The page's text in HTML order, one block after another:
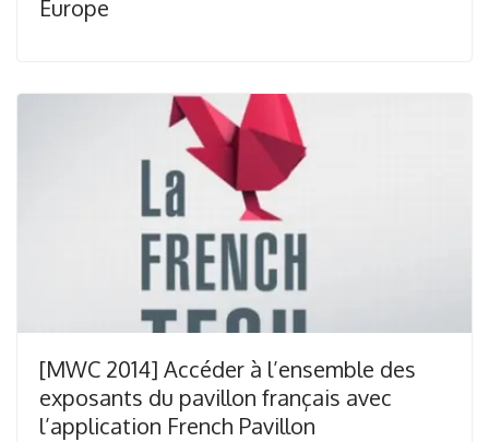
Europe
[MWC 2014] Accéder à l’ensemble des
exposants du pavillon français avec
l’application French Pavillon